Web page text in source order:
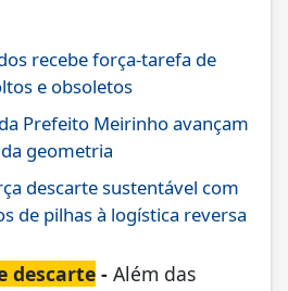
recebe força-tarefa de
e obsoletos
Prefeito Meirinho avançam
geometria
descarte sustentável com
de pilhas à logística reversa
descarte - Além das